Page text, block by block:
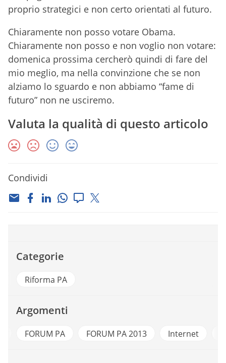
proprio strategici e non certo orientati al futuro.
Chiaramente non posso votare Obama.
Chiaramente non posso e non voglio non votare:
domenica prossima cercherò quindi di fare del
mio meglio, ma nella convinzione che se non
alziamo lo sguardo e non abbiamo “fame di
futuro” non ne usciremo.
Valuta la qualità di questo articolo
Condividi
Categorie
Riforma PA
Argomenti
FORUM PA FORUM PA 2013 Internet